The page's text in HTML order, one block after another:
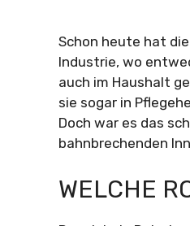
Schon heute hat
Industrie, wo
auch im Haushalt
sie sogar in
Doch war es das
bahnbrechenden
WELCHE